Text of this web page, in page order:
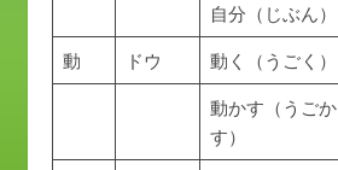
自分（じぶん）
動
ドウ 動く（うごく）
動かす（うごか
す）